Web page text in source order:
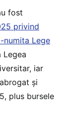
fost
privind
numita Lege
iar
și
plus bursele